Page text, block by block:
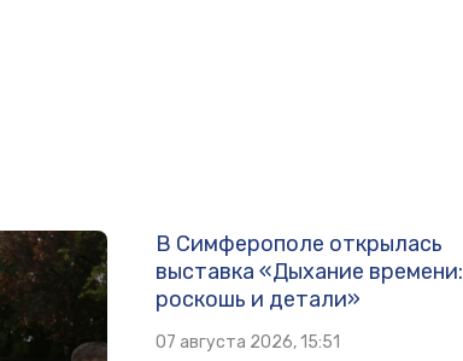
В Симферополе открылась
выставка «Дыхание времени:
роскошь и детали»
07 августа 2026, 15:51